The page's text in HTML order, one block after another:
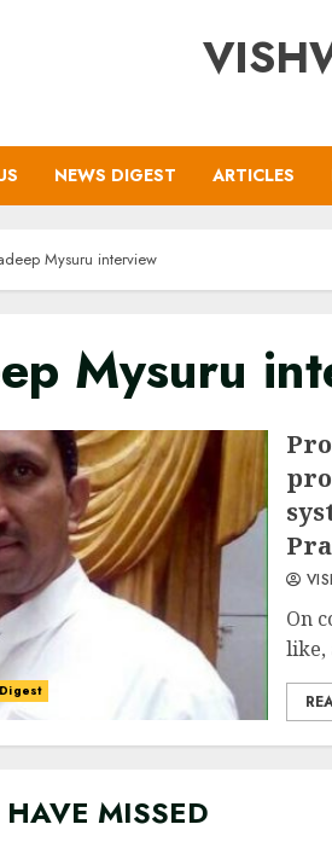
NEWS DIGEST ARTICLES
Mysuru interview
Mysuru
On
like,
MISSED